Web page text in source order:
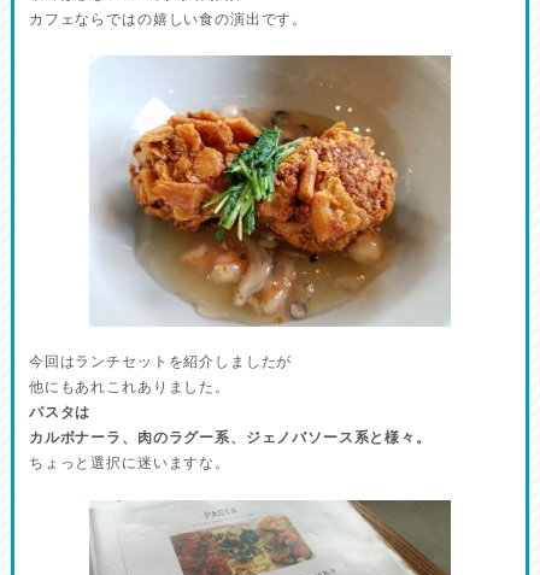
カフェならではの嬉しい食の演出です。
今回はランチセットを紹介しましたが
他にもあれこれありました。
パスタは
カルボナーラ、肉のラグー系、ジェノバソース系と様々。
ちょっと選択に迷いますな。